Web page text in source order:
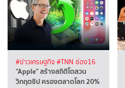
#ข่าวเศรษฐกิจ #TNN ช่อง16
"Apple" สร้างสถิติโตสวน
วิกฤตชิป ครองตลาดโลก 20%